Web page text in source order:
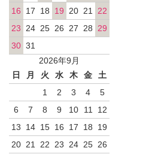
16
17 18 19 20 21
22
23
24 25 26 27 28
29
30 31
2026年9月
日
月 火 水 木 金
土
1
2 3 4
5
6
7 8 9 10 11
12
13
14 15 16 17 18
19
20 21 22 23 24 25 26